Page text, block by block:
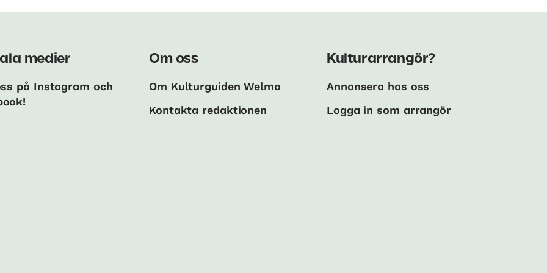
medier
på Instagram och
Om oss
Om Kulturguiden Welma
Kontakta redaktionen
Kulturarrangör?
Annonsera hos oss
Logga in som arrangör